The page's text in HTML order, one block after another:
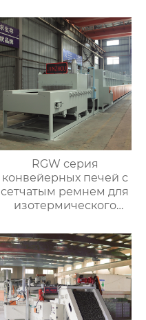
RGW серия
конвейерных печей с
сетчатым ремнем для
изотермического
непрерывном
процессе